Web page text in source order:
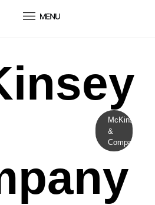
McKinsey
&
Company